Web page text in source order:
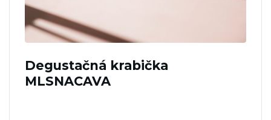
Degustačná krabička
MLSNACAVA